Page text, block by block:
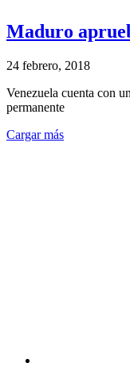
Maduro
24 febrero, 2018
Venezuela cuenta con
permanente
Cargar más